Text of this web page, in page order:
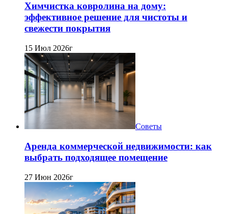
Химчистка ковролина на дому:
эффективное решение для чистоты и
свежести покрытия
15 Июл 2026г
Советы
Аренда коммерческой недвижимости: как
выбрать подходящее помещение
27 Июн 2026г